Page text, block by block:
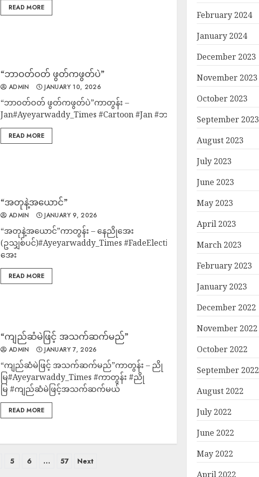
READ MORE
“ဘာဝတ်ဝတ် ဖွတ်ကဖွတ်ပဲ”
ADMIN JANUARY 10, 2026
“ဘာဝတ်ဝတ် ဖွတ်ကဖွတ်ပဲ”ကာတွန်း –
Jan#Ayeyarwaddy_Times #Cartoon #Jan #ဘာ
READ MORE
“အတုနဲ့အယောင်”
ADMIN JANUARY 9, 2026
“အတုနဲ့အယောင်”ကာတွန်း – နေညိုအေး
(ဥသျှစ်ပင်)#Ayeyarwaddy_Times #FadeElection2025 #ကာတွန်း #နေညို
အေး
READ MORE
“ကျည်ဆံမဲဖြင့် အသက်ဆက်မည်”
ADMIN JANUARY 7, 2026
“ကျည်ဆံမဲဖြင့် အသက်ဆက်မည်”ကာတွန်း – ညို
မြ#Ayeyarwaddy_Times #ကာတွန်း #ညို
မြ #ကျည်ဆံမဲဖြင့်အသက်ဆက်မယ်
READ MORE
5 6 … 57 Next
February 2024
January 2024
December 2023
November 2023
October 2023
September 2023
August 2023
July 2023
June 2023
May 2023
April 2023
March 2023
February 2023
January 2023
December 2022
November 2022
October 2022
September 2022
August 2022
July 2022
June 2022
May 2022
April 2022